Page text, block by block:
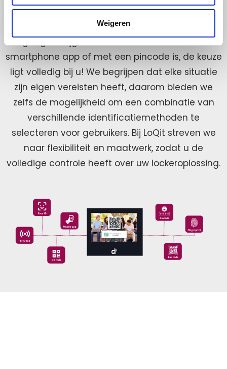
Weigeren
Bij het elektronisch sluitsysteem van LoQit heeft
u de vrijheid om op verschillende manieren veilig
toegang te krijgen. Of het nu via de terminal, de
smartphone app of met een pincode is, de keuze
ligt volledig bij u! We begrijpen dat elke situatie
zijn eigen vereisten heeft, daarom bieden we
zelfs de mogelijkheid om een combinatie van
verschillende identificatiemethoden te
selecteren voor gebruikers. Bij LoQit streven we
naar flexibiliteit en maatwerk, zodat u de
volledige controle heeft over uw lockeroplossing.